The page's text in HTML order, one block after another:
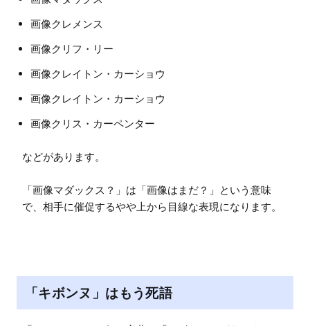
画像クレメンス
画像クリフ・リー
画像クレイトン・カーショウ
画像クレイトン・カーショウ
画像クリス・カーペンター
などがあります。
「画像マダックス？」は「画像はまだ？」という意味
で、相手に催促するやや上から目線な表現になります。
「キボンヌ」はもう死語